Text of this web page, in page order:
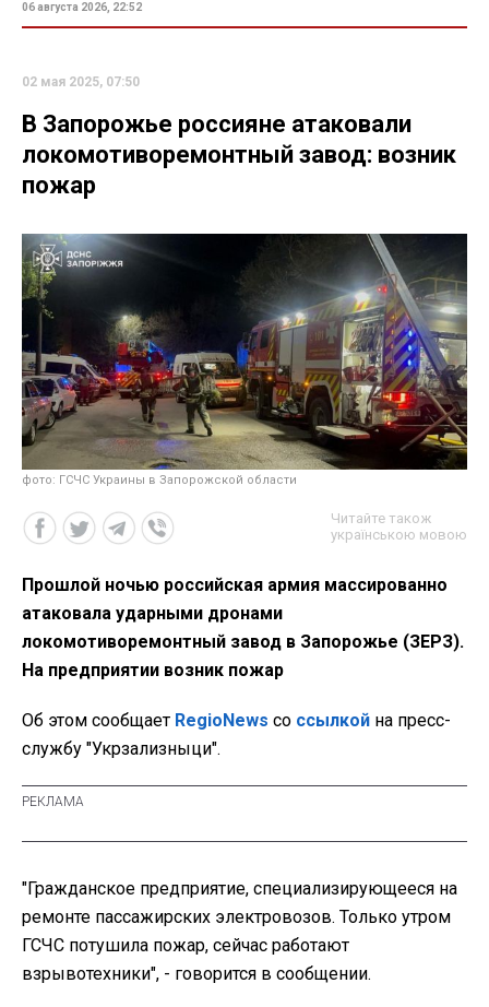
06 августа 2026, 22:52
02 мая 2025, 07:50
В Запорожье россияне атаковали
локомотиворемонтный завод: возник
пожар
фото: ГСЧС Украины в Запорожской области
Читайте також
українською мовою
Прошлой ночью российская армия массированно
атаковала ударными дронами
локомотиворемонтный завод в Запорожье (ЗЕРЗ).
На предприятии возник пожар
Об этом сообщает RegioNews со ссылкой на пресс-
службу "Укрзализныци".
"Гражданское предприятие, специализирующееся на
ремонте пассажирских электровозов. Только утром
ГСЧС потушила пожар, сейчас работают
взрывотехники", - говорится в сообщении.